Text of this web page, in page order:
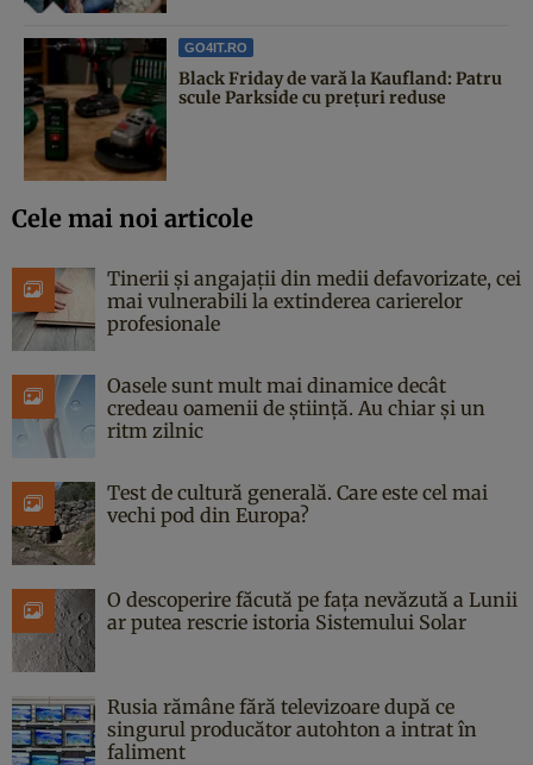
GO4IT.RO
Black Friday de vară la Kaufland: Patru
scule Parkside cu prețuri reduse
Cele mai noi articole
Tinerii și angajații din medii defavorizate, cei
mai vulnerabili la extinderea carierelor
profesionale
Oasele sunt mult mai dinamice decât
credeau oamenii de știință. Au chiar și un
ritm zilnic
Test de cultură generală. Care este cel mai
vechi pod din Europa?
O descoperire făcută pe fața nevăzută a Lunii
ar putea rescrie istoria Sistemului Solar
Rusia rămâne fără televizoare după ce
singurul producător autohton a intrat în
faliment